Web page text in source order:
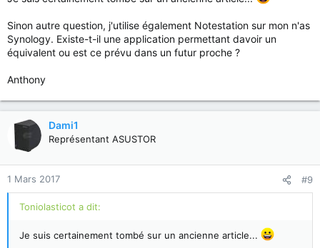
Sinon autre question, j'utilise également Notestation sur mon n'as
Synology. Existe-t-il une application permettant davoir un
équivalent ou est ce prévu dans un futur proche ?
Anthony
Dami1
Représentant ASUSTOR
1 Mars 2017 #9
Toniolasticot a dit:
Je suis certainement tombé sur un ancienne article...